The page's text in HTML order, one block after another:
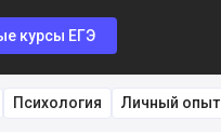
курсы ЕГЭ
Психология Личный опыт